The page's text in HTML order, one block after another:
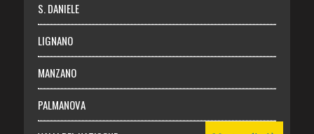
S. DANIELE
LIGNANO
MANZANO
PALMANOVA